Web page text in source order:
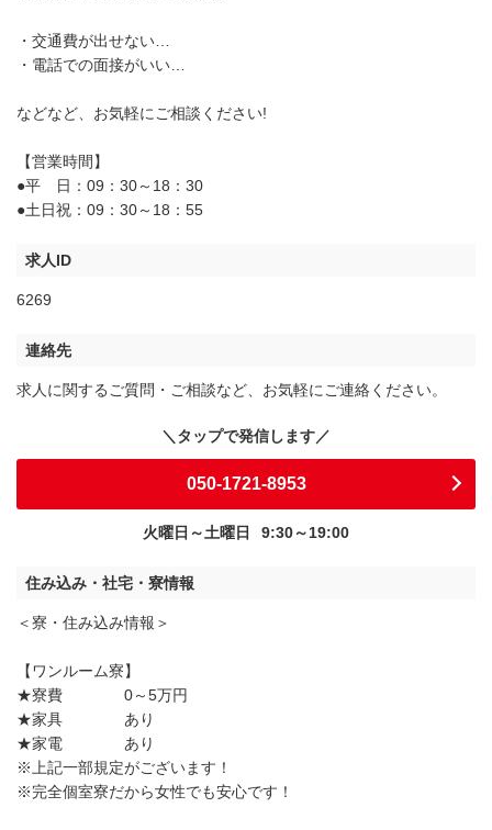
・交通費が出せない…
・電話での面接がいい…
などなど、お気軽にご相談ください!
【営業時間】
●平 日：09：30～18：30
●土日祝：09：30～18：55
求人ID
6269
連絡先
求人に関するご質問・ご相談など、お気軽にご連絡ください。
050-1721-8953
火曜日～土曜日 9:30～19:00
住み込み・社宅・寮情報
＜寮・住み込み情報＞
【ワンルーム寮】
★寮費 0～5万円
★家具 あり
★家電 あり
※上記一部規定がございます！
※完全個室寮だから女性でも安心です！